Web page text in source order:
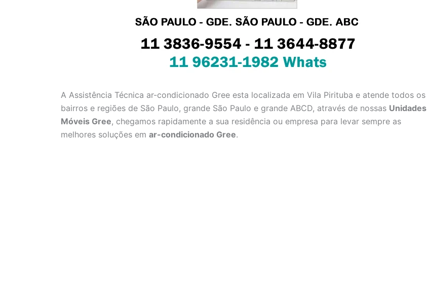
A Assistência Técnica ar-condicionado Gree esta localizada em Vila Pirituba e atende todos os
bairros e regiões de São Paulo, grande São Paulo e grande ABCD, através de nossas Unidades
Móveis Gree, chegamos rapidamente a sua residência ou empresa para levar sempre as
melhores soluções em ar-condicionado Gree.